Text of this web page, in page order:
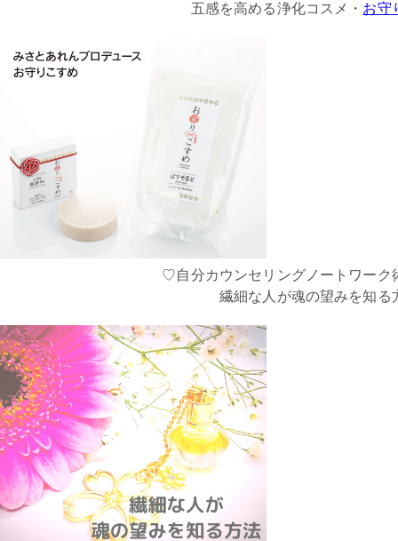
五感を高める浄化コスメ・ お守
♡自分カウンセリングノートワーク
繊細な人が魂の望みを知る